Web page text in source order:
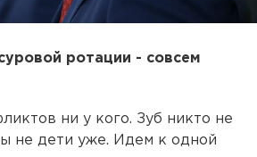
ротации - совсем
ни у кого. Зуб никто не
не дети уже. Идем к одной